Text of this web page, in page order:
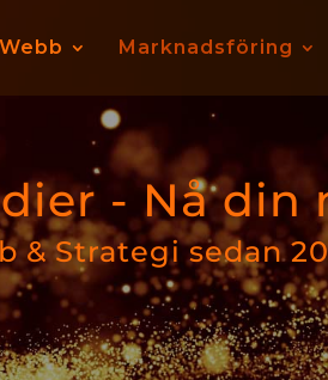
Webb Marknadsföring
- Nå din
& Strategi sedan